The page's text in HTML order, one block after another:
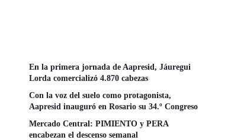
En la primera jornada de Aapresid, Jáuregui
Lorda comercializó 4.870 cabezas
Con la voz del suelo como protagonista,
Aapresid inauguró en Rosario su 34.º Congreso
Mercado Central: PIMIENTO y PERA
encabezan el descenso semanal